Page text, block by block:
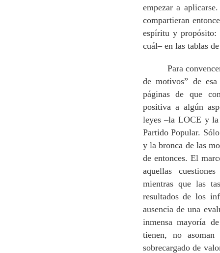
empezar a
compartieran
espíritu y propósito:
cuál– en las tablas
Para
de motivos” de
páginas de que
positiva a algún
leyes –la LOCE y
Partido Popular.
y la bronca de las
de entonces. El
aquellas
mientras que las
resultados de los
ausencia de una
inmensa mayoría
tienen, no
sobrecargado de